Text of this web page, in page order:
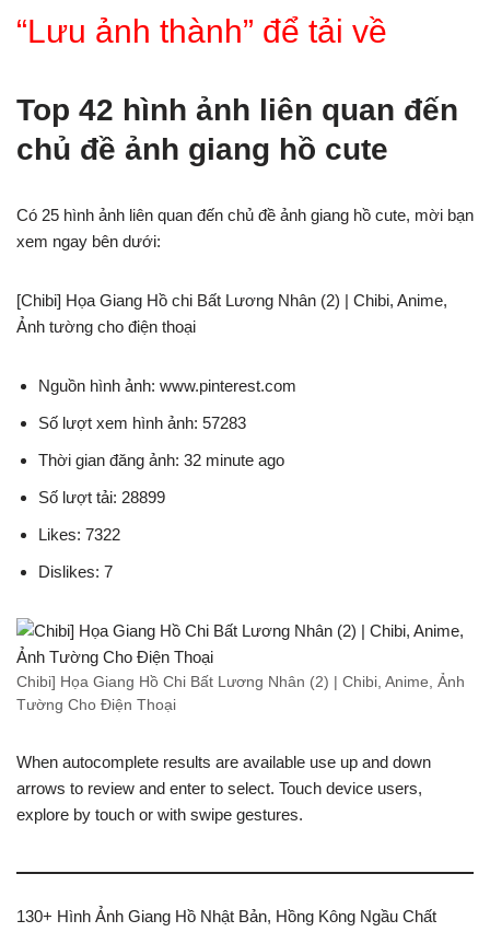
“Lưu ảnh thành” để tải về
Top 42 hình ảnh liên quan đến
chủ đề ảnh giang hồ cute
Có 25 hình ảnh liên quan đến chủ đề ảnh giang hồ cute, mời bạn
xem ngay bên dưới:
[Chibi] Họa Giang Hồ chi Bất Lương Nhân (2) | Chibi, Anime,
Ảnh tường cho điện thoại
Nguồn hình ảnh: www.pinterest.com
Số lượt xem hình ảnh: 57283
Thời gian đăng ảnh: 32 minute ago
Số lượt tải: 28899
Likes: 7322
Dislikes: 7
Chibi] Họa Giang Hồ Chi Bất Lương Nhân (2) | Chibi, Anime, Ảnh
Tường Cho Điện Thoại
When autocomplete results are available use up and down
arrows to review and enter to select. Touch device users,
explore by touch or with swipe gestures.
130+ Hình Ảnh Giang Hồ Nhật Bản, Hồng Kông Ngầu Chất